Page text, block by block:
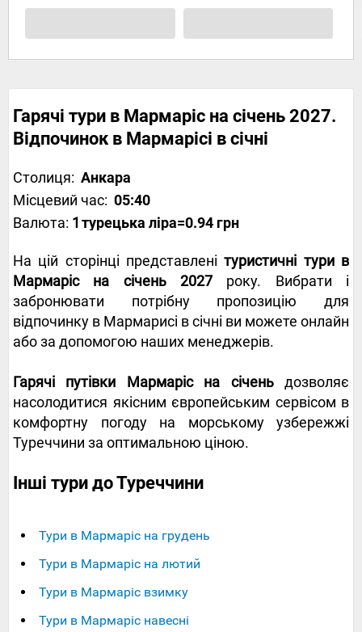
Гарячі тури в Мармаріс на січень 2027.
Відпочинок в Мармарісі в січні
Столиця: Анкара
Місцевий час: 05:40
Валюта: 1 турецька ліра=0.94 грн
На цій сторінці представленітуристичні тури в
Мармаріс на січень 2027 року. Вибрати і
забронювати потрібну пропозицію для
відпочинку в Мармарисі в січні ви можете онлайн
або за допомогою наших менеджерів.
Гарячі путівки Мармаріс на січеньдозволяє
насолодитися якісним європейським сервісом в
комфортну погоду на морському узбережжі
Туреччини за оптимальною ціною.
Інші тури до Туреччини
Тури в Мармаріс на грудень
Тури в Мармаріс на лютий
Тури в Мармаріс взимку
Тури в Мармаріс навесні